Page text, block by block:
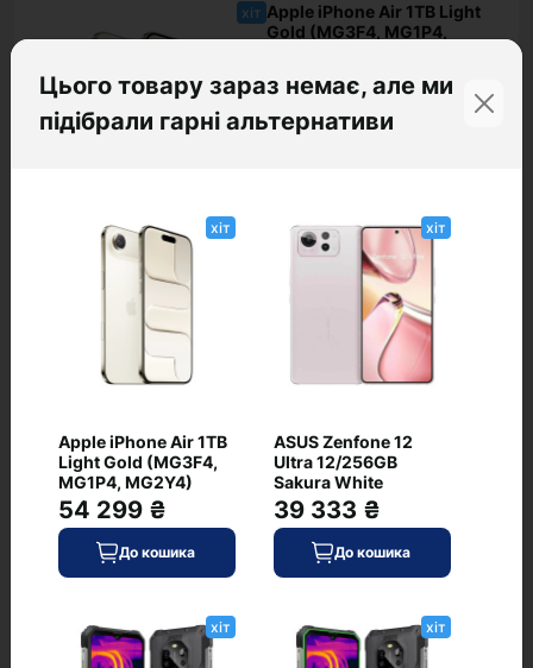
хіт
В наявності
Код: AP-Air-1012
Apple iPhone Air 1TB Light
Gold (MG3F4, MG1P4,
54 299 ₴
До кошика
В наявності
Код: AP-Air-1005
Apple iPhone Air 512GB
Sky Blue (MG3C4, MG1J4,
До кошика
Цього товару зараз немає, але ми
підібрали гарні альтернативи
хіт
Apple iPhone Air 1TB
Light Gold (MG3F4,
MG1P4, MG2Y4)
54 299 ₴
До кошика
хіт
ASUS Zenfone 12
Ultra 12/256GB
Sakura White
39 333 ₴
До кошика
хіт хіт